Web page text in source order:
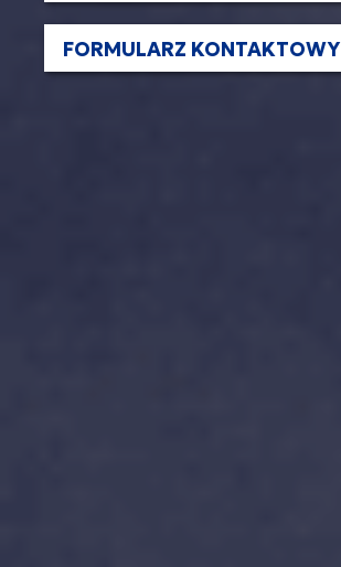
FORMULARZ KONTAKTOWY